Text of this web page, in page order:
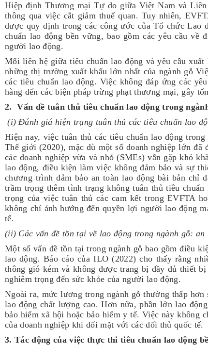
Hiệp định Thương mại Tự do giữa Việt Nam và
thông qua việc cắt giảm thuế quan. Tuy nhiên,
được quy định trong các công ước của Tổ chức Lao
chuẩn lao động bền vững, bao gồm các yêu cầu
người lao động.
Mối liên hệ giữa tiêu chuẩn lao động và yêu cầu
những thị trường xuất khẩu lớn nhất của ngành gỗ
các tiêu chuẩn lao động. Việc không đáp ứng các
hàng đến các biện pháp trừng phạt thương mại, gây
2. Vấn đề tuân thủ tiêu chuẩn lao động trong
(i) Đánh giá hiện trạng tuân thủ các tiêu chuẩn lao
Hiện nay, việc tuân thủ các tiêu chuẩn lao động
Thế giới (2020), mặc dù một số doanh nghiệp lớn
các doanh nghiệp vừa và nhỏ (SMEs) vẫn gặp khó
lao động, điều kiện làm việc không đảm bảo và sự
chương trình đảm bảo an toàn lao động bài bản chỉ
trầm trọng thêm tình trạng không tuân thủ tiêu
trọng của việc tuân thủ các cam kết trong EVFTA
không chỉ ảnh hưởng đến quyền lợi người lao động
tế.
(ii) Các vấn đề tồn tại về lao động trong ngành gỗ:
Một số vấn đề tồn tại trong ngành gỗ bao gồm điều
lao động. Báo cáo của ILO (2022) cho thấy rằng
thông gió kém và không được trang bị đầy đủ thiết
nghiêm trọng đến sức khỏe của người lao động.
Ngoài ra, mức lương trong ngành gỗ thường thấp
lao động chất lượng cao. Hơn nữa, phần lớn lao
bảo hiểm xã hội hoặc bảo hiểm y tế. Việc này không
của doanh nghiệp khi đối mặt với các đối thủ quốc tế.
3. Tác động của việc thực thi tiêu chuẩn lao động